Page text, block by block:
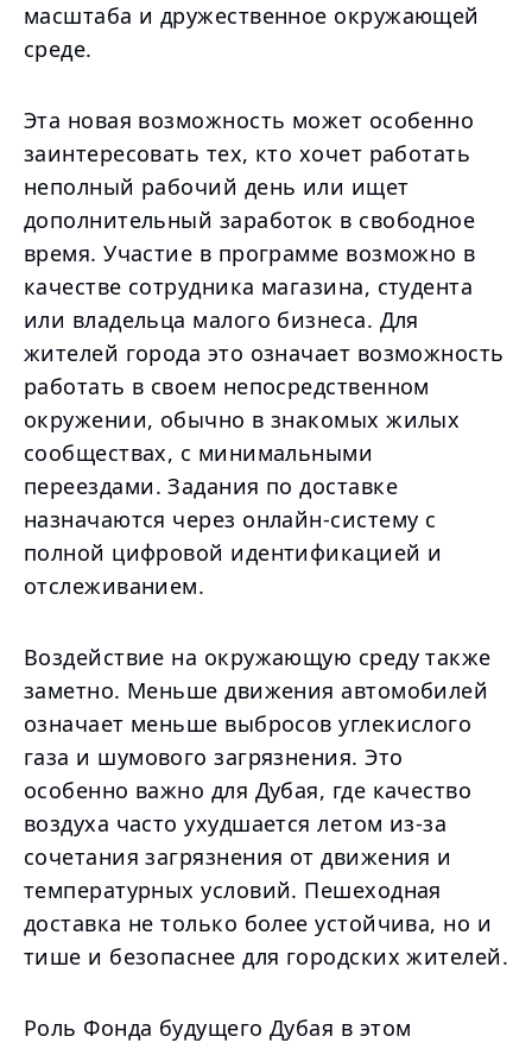
масштаба и дружественное окружающей
среде.
Эта новая возможность может особенно
заинтересовать тех, кто хочет работать
неполный рабочий день или ищет
дополнительный заработок в свободное
время. Участие в программе возможно в
качестве сотрудника магазина, студента
или владельца малого бизнеса. Для
жителей города это означает возможность
работать в своем непосредственном
окружении, обычно в знакомых жилых
сообществах, с минимальными
переездами. Задания по доставке
назначаются через онлайн-систему с
полной цифровой идентификацией и
отслеживанием.
Воздействие на окружающую среду также
заметно. Меньше движения автомобилей
означает меньше выбросов углекислого
газа и шумового загрязнения. Это
особенно важно для Дубая, где качество
воздуха часто ухудшается летом из-за
сочетания загрязнения от движения и
температурных условий. Пешеходная
доставка не только более устойчива, но и
тише и безопаснее для городских жителей.
Роль Фонда будущего Дубая в этом